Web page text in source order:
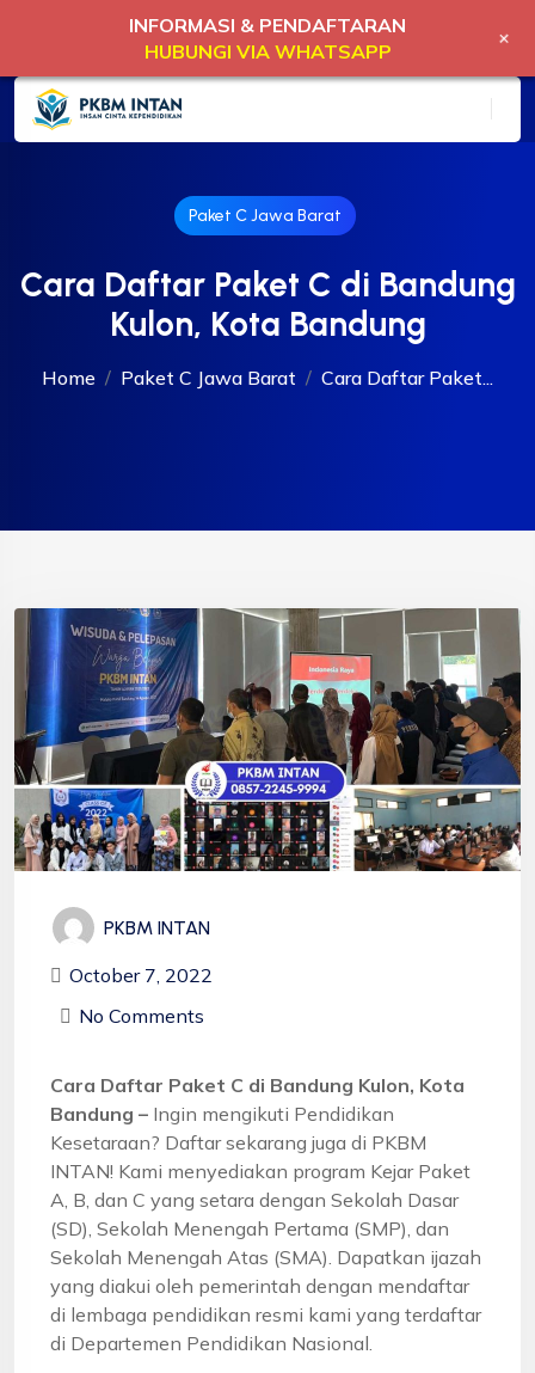
Paket C Jawa Barat
Cara Daftar Paket C di Bandung
Kulon, Kota Bandung
Home Paket C Jawa Barat Cara Daftar Paket...
PKBM INTAN
October 7, 2022
No Comments
Cara Daftar Paket C di Bandung Kulon, Kota
Bandung – Ingin mengikuti Pendidikan
Kesetaraan? Daftar sekarang juga di PKBM
INTAN! Kami menyediakan program Kejar Paket
A, B, dan C yang setara dengan Sekolah Dasar
(SD), Sekolah Menengah Pertama (SMP), dan
Sekolah Menengah Atas (SMA). Dapatkan ijazah
yang diakui oleh pemerintah dengan mendaftar
di lembaga pendidikan resmi kami yang terdaftar
di Departemen Pendidikan Nasional.
INFORMASI & PENDAFTARAN
HUBUNGI VIA WHATSAPP
+